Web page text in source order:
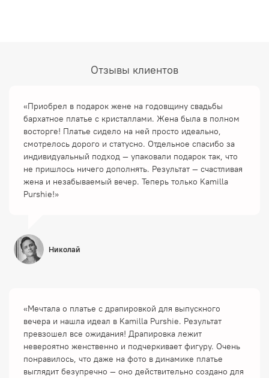
Отзывы клиентов
«Приобрел в подарок жене на годовщину свадьбы
бархатное платье с кристаллами. Жена была в полном
восторге! Платье сидело на ней просто идеально,
смотрелось дорого и статусно. Отдельное спасибо за
индивидуальный подход — упаковали подарок так, что
не пришлось ничего дополнять. Результат — счастливая
жена и незабываемый вечер. Теперь только Kamilla
Purshie!»
Николай
«Мечтала о платье с драпировкой для выпускного
вечера и нашла идеал в Kamilla Purshie. Результат
превзошел все ожидания! Драпировка лежит
невероятно женственно и подчеркивает фигуру. Очень
понравилось, что даже на фото в динамике платье
выглядит безупречно — оно действительно создано для